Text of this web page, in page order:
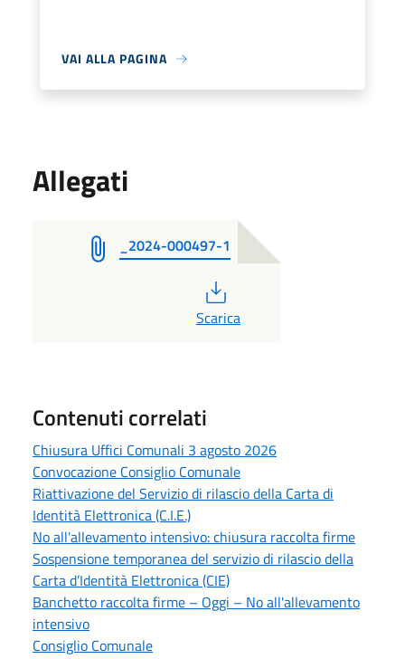
VAI ALLA PAGINA
Allegati
_2024-000497-1
Scarica
Contenuti correlati
Chiusura Uffici Comunali 3 agosto 2026
Convocazione Consiglio Comunale
Riattivazione del Servizio di rilascio della Carta di
Identità Elettronica (C.I.E.)
No all'allevamento intensivo: chiusura raccolta firme
Sospensione temporanea del servizio di rilascio della
Carta d’Identità Elettronica (CIE)
Banchetto raccolta firme – Oggi – No all'allevamento
intensivo
Consiglio Comunale